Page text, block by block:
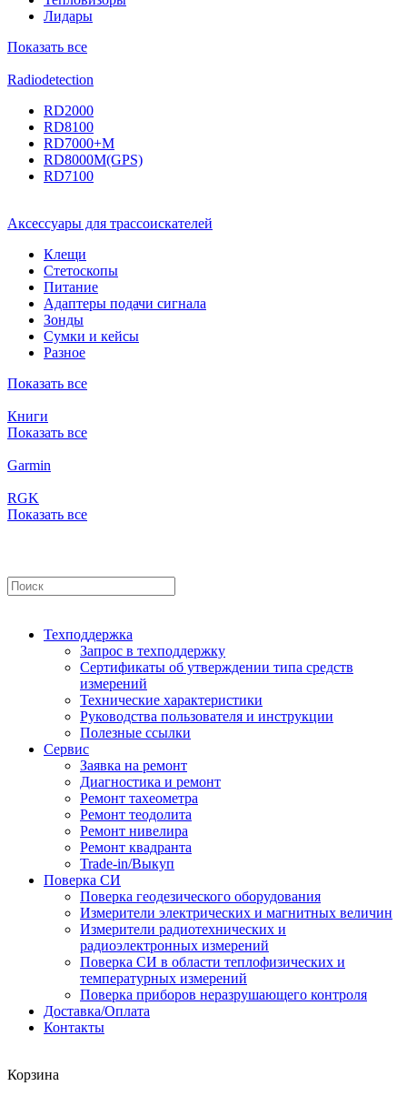
Лидары
Показать все
Radiodetection
RD2000
RD8100
RD7000+M
RD8000M(GPS)
RD7100
Аксессуары для трассоискателей
Клещи
Стетоскопы
Питание
Адаптеры подачи сигнала
Зонды
Сумки и кейсы
Разное
Показать все
Книги
Показать все
Garmin
RGK
Показать все
Техподдержка
Запрос в техподдержку
Сертификаты об утверждении типа средств
измерений
Технические характеристики
Руководства пользователя и инструкции
Полезные ссылки
Сервис
Заявка на ремонт
Диагностика и ремонт
Ремонт тахеометра
Ремонт теодолита
Ремонт нивелира
Ремонт квадранта
Trade-in/Выкуп
Поверка СИ
Поверка геодезического оборудования
Измерители электрических и магнитных величин
Измерители радиотехнических и
радиоэлектронных измерений
Поверка СИ в области теплофизических и
температурных измерений
Поверка приборов неразрушающего контроля
Доставка/Оплата
Контакты
Корзина